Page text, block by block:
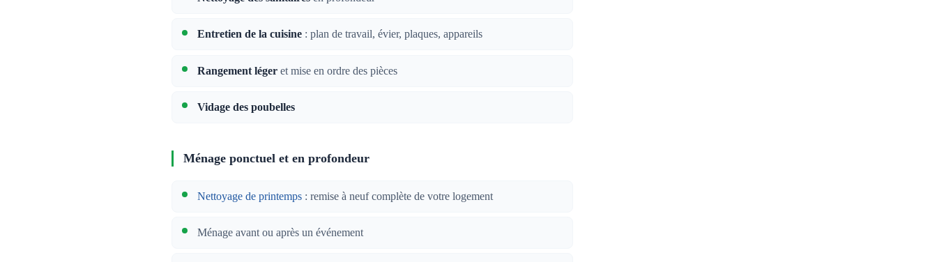
Entretien de la cuisine : plan de travail, évier, plaques, appareils
Rangement léger et mise en ordre des pièces
Vidage des poubelles
Ménage ponctuel et en profondeur
Nettoyage de printemps : remise à neuf complète de votre logement
Ménage avant ou après un événement